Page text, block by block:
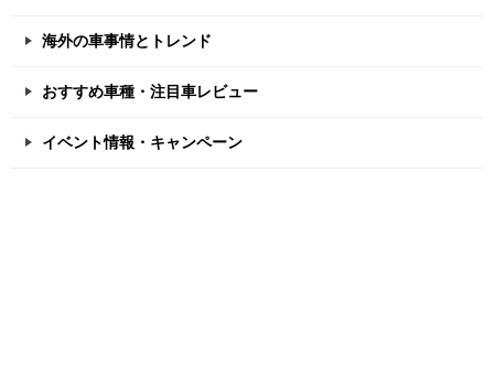
海外の車事情とトレンド
おすすめ車種・注目車レビュー
イベント情報・キャンペーン